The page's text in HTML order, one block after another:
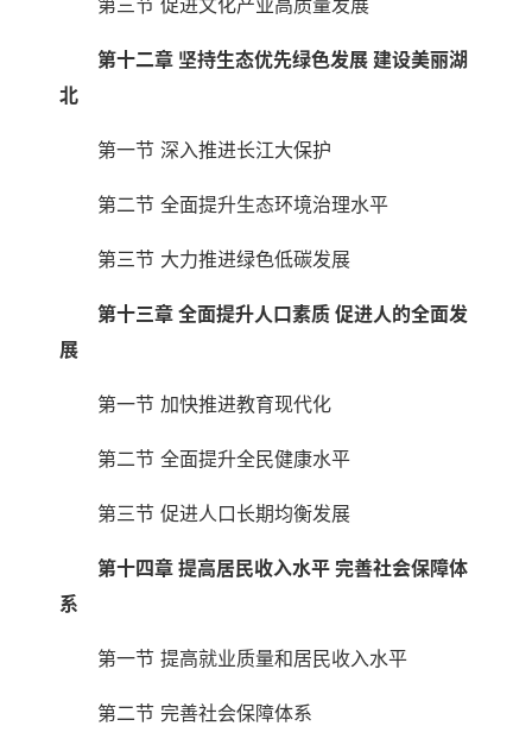
第三节 促进文化产业高质量发展
第十二章 坚持生态优先绿色发展 建设美丽湖
北
第一节 深入推进长江大保护
第二节 全面提升生态环境治理水平
第三节 大力推进绿色低碳发展
第十三章 全面提升人口素质 促进人的全面发
展
第一节 加快推进教育现代化
第二节 全面提升全民健康水平
第三节 促进人口长期均衡发展
第十四章 提高居民收入水平 完善社会保障体
系
第一节 提高就业质量和居民收入水平
第二节 完善社会保障体系